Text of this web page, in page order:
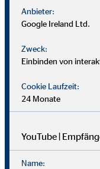
Anbieter:
Google Ireland Ltd.
Zweck:
Einbinden von
Cookie Laufzeit:
24 Monate
YouTube |
Name: